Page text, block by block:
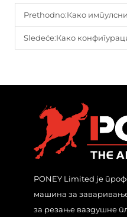
Prethodno:Како импулсни миг
Sledeće:Како конфигурација заваривача
PONEY Limited је
машина за
за резање ваздушне